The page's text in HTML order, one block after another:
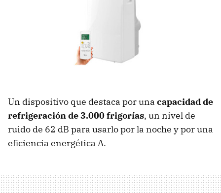
Un dispositivo que destaca por una capacidad de
refrigeración de 3.000 frigorías, un nivel de
ruido de 62 dB para usarlo por la noche y por una
eficiencia energética A.